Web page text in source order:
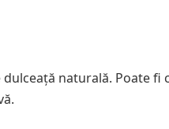
naturală. Poate fi